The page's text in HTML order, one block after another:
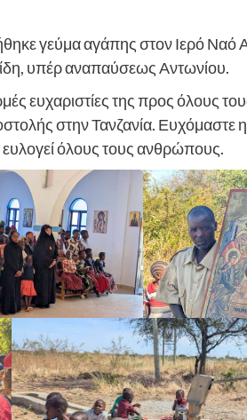
γεύμα αγάπης στον Ιερό Ναό
υπέρ αναπαύσεως Αντωνίου.
ευχαριστίες της προς όλους
στην Τανζανία. Ευχόμαστε
όλους τους ανθρώπους.